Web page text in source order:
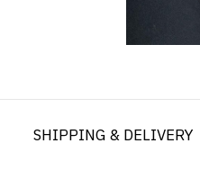
SHIPPING & DELIVERY